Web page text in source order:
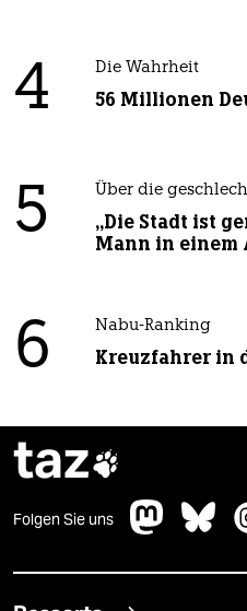
4 Die Wahrheit
56 Millionen
5 Über die
„Die Stadt ist
Mann in einem
6 Nabu-Ranking
Kreuzfahrer in
taz
Folgen Sie uns